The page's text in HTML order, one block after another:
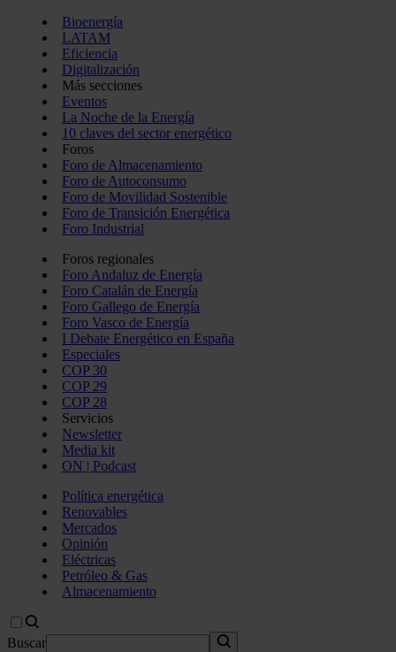
Bioenergía
LATAM
Eficiencia
Digitalización
Más secciones
Eventos
La Noche de la Energía
10 claves del sector energético
Foros
Foro de Almacenamiento
Foro de Autoconsumo
Foro de Movilidad Sostenible
Foro de Transición Energética
Foro Industrial
Foros regionales
Foro Andaluz de Energía
Foro Catalán de Energía
Foro Gallego de Energía
Foro Vasco de Energía
I Debate Energético en España
Especiales
COP 30
COP 29
COP 28
Servicios
Newsletter
Media kit
ON | Podcast
Política energética
Renovables
Mercados
Opinión
Eléctricas
Petróleo & Gas
Almacenamiento
Buscar